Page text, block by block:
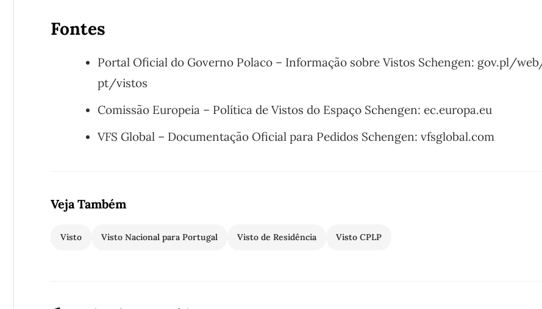
Fontes
Portal Oficial do Governo Polaco – Informação sobre Vistos Schengen: gov.pl/
pt/vistos
Comissão Europeia – Política de Vistos do Espaço Schengen: ec.europa.eu
VFS Global – Documentação Oficial para Pedidos Schengen: vfsglobal.com
Veja Também
Visto Visto Nacional para Portugal Visto de Residência Visto CPLP